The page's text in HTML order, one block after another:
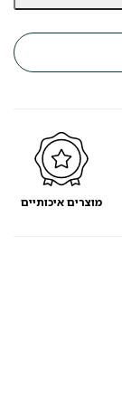
מוצרים איכותיים